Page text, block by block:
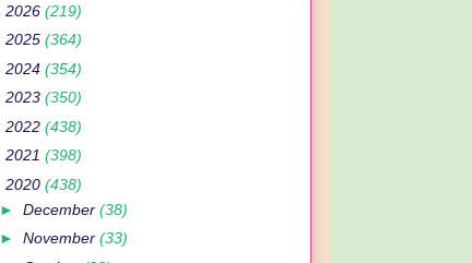
2026 (219)
2025 (364)
2024 (354)
2023 (350)
2022 (438)
2021 (398)
2020 (438)
►December(38)
►November(33)